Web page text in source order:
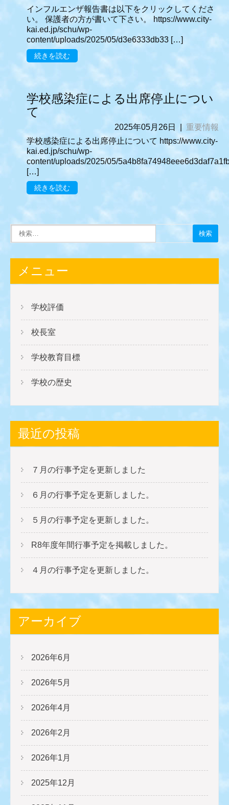
インフルエンザ報告書は以下をクリックしてくださ
い。 保護者の方が書いて下さい。 https://www.city-
kai.ed.jp/schu/wp-
content/uploads/2025/05/d3e6333db33 […]
続きを読む
学校感染症による出席停止につい
て
2025年05月26日
重要情報
学校感染症による出席停止について https://www.city-
kai.ed.jp/schu/wp-
content/uploads/2025/05/
[…]
続きを読む
メニュー
学校評価
校長室
学校教育目標
学校の歴史
最近の投稿
７月の行事予定を更新しました
６月の行事予定を更新しました。
５月の行事予定を更新しました。
R8年度年間行事予定を掲載しました。
４月の行事予定を更新しました。
アーカイブ
2026年6月
2026年5月
2026年4月
2026年2月
2026年1月
2025年12月